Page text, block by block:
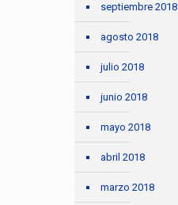
septiembre 2018
agosto 2018
julio 2018
junio 2018
mayo 2018
abril 2018
marzo 2018